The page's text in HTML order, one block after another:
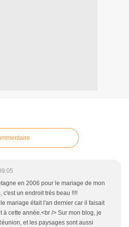
en 2006 pour le mariage de mon
c'est un endroit très beau !!!!
mariage était l'an dernier car il faisait
à cette année.<br /> Sur mon blog, je
et les paysages sont aussi